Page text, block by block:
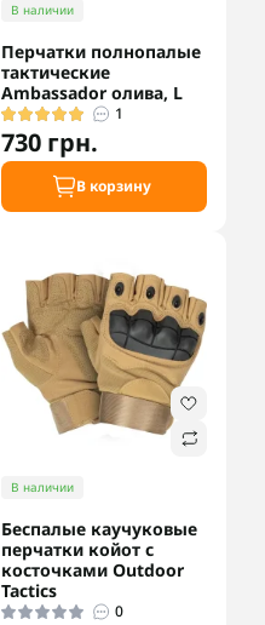
В наличии
Перчатки полнопалые
тактические
Ambassador олива, L
1
730 грн.
В корзину
В наличии
Беспалые каучуковые
перчатки койот с
косточками Outdoor
Tactics
0